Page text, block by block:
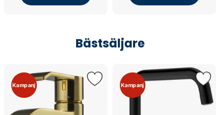
Bästsäljare
Kampanj Kampanj